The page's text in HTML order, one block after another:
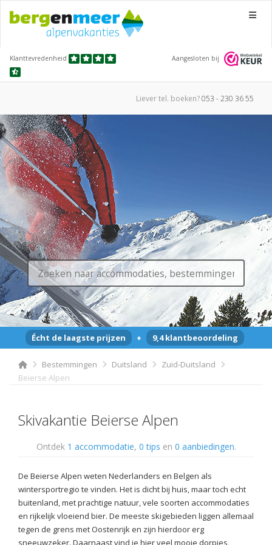
Menu
Klanttevredenheid Aangesloten bij
Liever tel. boeken?053 - 230 36 55
Écht de laagste prijzen + 9,4 klantbeoordeling
Bestemmingen Duitsland
Zuid-Duitsland
Beierse Alpen
Skivakantie Beierse Alpen
Ontdek 1 accommodatie, 0 tips en 0 aanbiedingen.
De Beierse Alpen weten Nederlanders en Belgen als
wintersportregio te vinden. Het is dicht bij huis, maar toch echt
buitenland, met prachtige natuur, vele soorten accommodaties
en rijkelijk vloeiend bier. De meeste skigebieden liggen allemaal
tegen de grens met Oostenrijk en zijn hierdoor erg
sneeuwzeker. Daarnaast vind je hier veel mooie dorpjes,